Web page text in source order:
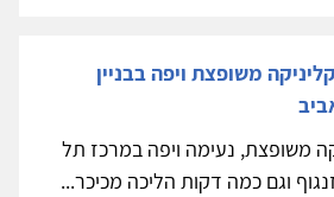
משופצת ויפה בבניין
משופצת, נעימה ויפה במרכז תל
וגם כמה דקות הליכה מכיכר...